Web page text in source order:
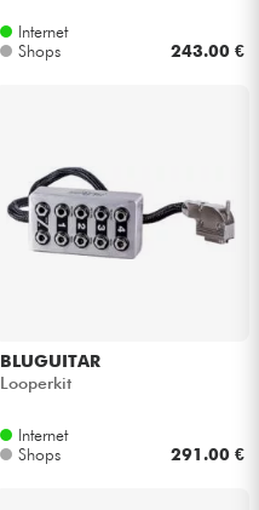
Internet
Shops
243.00 €
BLUGUITAR
Looperkit
Internet
Shops
291.00 €